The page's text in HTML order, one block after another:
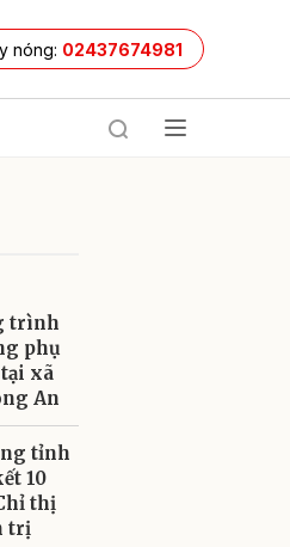
nóng: 02437674981
trình
phụ
xã
An
tỉnh
10
thị
trị